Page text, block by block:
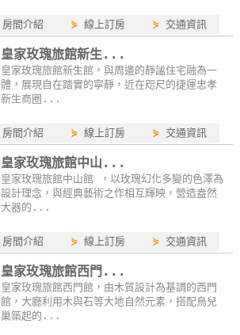
房間介紹 ⋟線上訂房 ⋟ 交通資訊
皇家玫瑰旅館新生...
皇家玫瑰旅館新生館，與周邊的靜謐住宅融為一
體，展現自在踏實的寧靜，近在咫尺的捷運忠孝
新生商圈...
房間介紹 ⋟線上訂房 ⋟ 交通資訊
皇家玫瑰旅館中山...
皇家玫瑰旅館中山館 ，以玫瑰幻化多變的色澤為
設計理念，與經典藝術之作相互輝映，營造盎然
大器的...
房間介紹 ⋟線上訂房 ⋟ 交通資訊
皇家玫瑰旅館西門...
皇家玫瑰旅館西門館，由木質設計為基調的西門
館，大廳利用木與石等大地自然元素，搭配鳥兒
巢築起的...